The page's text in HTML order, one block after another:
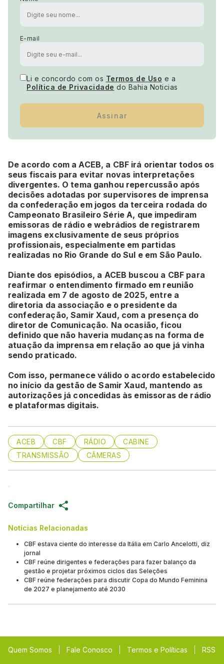
E-mail
Li e concordo com os Termos de Uso e a
Política de Privacidade do Bahia Noticias
Assinar
De acordo com a ACEB, a CBF irá orientar todos os
seus fiscais para evitar novas interpretações
divergentes. O tema ganhou repercussão após
decisões adotadas por supervisores de imprensa
da confederação em jogos da terceira rodada do
Campeonato Brasileiro Série A, que impediram
emissoras de rádio e webrádios de registrarem
imagens exclusivamente de seus próprios
profissionais, especialmente em partidas
realizadas no Rio Grande do Sul e em São Paulo.
Diante dos episódios, a ACEB buscou a CBF para
reafirmar o entendimento firmado em reunião
realizada em 7 de agosto de 2025, entre a
diretoria da associação e o presidente da
confederação, Samir Xaud, com a presença do
diretor de Comunicação. Na ocasião, ficou
definido que não haveria mudanças na forma de
atuação da imprensa em relação ao que já vinha
sendo praticado.
Com isso, permanece válido o acordo estabelecido
no início da gestão de Samir Xaud, mantendo as
autorizações já concedidas às emissoras de rádio
e plataformas digitais.
ACEB CBF RÁDIO
CABINE
TRANSMISSÃO
CÂMERAS
Compartilhar
Notícias Relacionadas
CBF estava ciente do interesse da Itália em Carlo Ancelotti, diz
jornal
CBF reúne dirigentes e federações para fazer balanço da
gestão e projetar próximos ciclos das Seleções
CBF reúne federações para discutir Copa do Mundo Feminina
de 2027 e planejamento até 2030
Quem Somos Fale Conosco Termos e Políticas RSS